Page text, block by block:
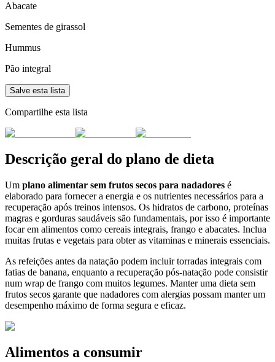
Abacate
Sementes de girassol
Hummus
Pão integral
Salve esta lista
Compartilhe esta lista
Descrição geral do plano de dieta
Um plano alimentar sem frutos secos para nadadores é
elaborado para fornecer a energia e os nutrientes necessários para a
recuperação após treinos intensos. Os hidratos de carbono, proteínas
magras e gorduras saudáveis são fundamentais, por isso é importante
focar em alimentos como cereais integrais, frango e abacates. Inclua
muitas frutas e vegetais para obter as vitaminas e minerais essenciais.
As refeições antes da natação podem incluir torradas integrais com
fatias de banana, enquanto a recuperação pós-natação pode consistir
num wrap de frango com muitos legumes. Manter uma dieta sem
frutos secos garante que nadadores com alergias possam manter um
desempenho máximo de forma segura e eficaz.
Alimentos a consumir